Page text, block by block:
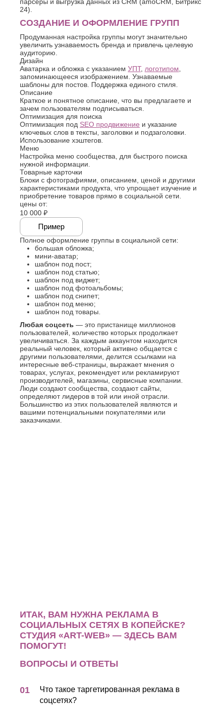
24).
СОЗДАНИЕ И ОФОРМЛЕНИЕ ГРУПП
Продуманная настройка группы могут значительно
увеличить узнаваемость бренда и привлечь целевую
аудиторию.
Дизайн
Аватарка и обложка с указанием УПТ, логотипом
запоминающееся изображением. Узнаваемые
шаблоны для постов. Поддержка единого стиля.
Описание
Краткое и понятное описание, что вы предлагаете и
зачем пользователям подписываться.
Оптимизация для поиска
Оптимизация под SEO продвижение и указание
ключевых слов в тексты, заголовки и подзаголовки.
Использование хэштегов.
Меню
Настройка меню сообщества, для быстрого поиска
нужной информации.
Товарные карточки
Блоки с фотографиями, описанием, ценой и другими
характеристиками продукта, что упрощает изучение и
приобретение товаров прямо в социальной сети.
цены от:
10 000 ₽
Пример
Полное оформление группы в социальной сети:
большая обложка;
мини-аватар;
шаблон под пост;
шаблон под статью;
шаблон под виджет;
шаблон под фотоальбомы;
шаблон под снипет;
шаблон под меню;
шаблон под товары.
Любая соцсеть — это пристанище миллионов
пользователей, количество которых продолжает
увеличиваться. За каждым аккаунтом находится
реальный человек, который активно общается с
другими пользователями, делится ссылками на
интересные веб-страницы, выражает мнения о
товарах, услугах, рекомендует или рекламируют
производителей, магазины, сервисные компании.
Люди создают сообщества, создают сайты,
определяют лидеров в той или иной отрасли.
Большинство из этих пользователей являются и
вашими потенциальными покупателями или
заказчиками.
ИТАК, ВАМ НУЖНА РЕКЛАМА В
СОЦИАЛЬНЫХ СЕТЯХ В КОПЕЙСКЕ?
СТУДИЯ «ART-WEB» — ЗДЕСЬ ВАМ
ПОМОГУТ!
ВОПРОСЫ И ОТВЕТЫ
Что такое таргетированная реклама в
соцсетях?